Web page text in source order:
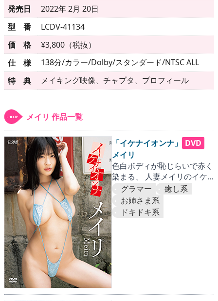
▶ 更新情報
▶個人情報保護について
▶ よくあるご質問
▶ お問い合わせフォーム
発売日
2022年 2月 20日
型 番
LCDV-41134
価 格
¥3,800（税抜）
仕 様
138分/カラー/Dolby/スタンダード/NTSC ALL
特 典
メイキング映像、チャプタ、プロフィール
メイリ 作品一覧
「イケナイオンナ」
DVD
メイリ
色白ボディが恥じらいで赤く
染まる、 人妻メイリのイケ
ない官能ストーリー!!
グラマー
癒し系
お姉さま系
ドキドキ系